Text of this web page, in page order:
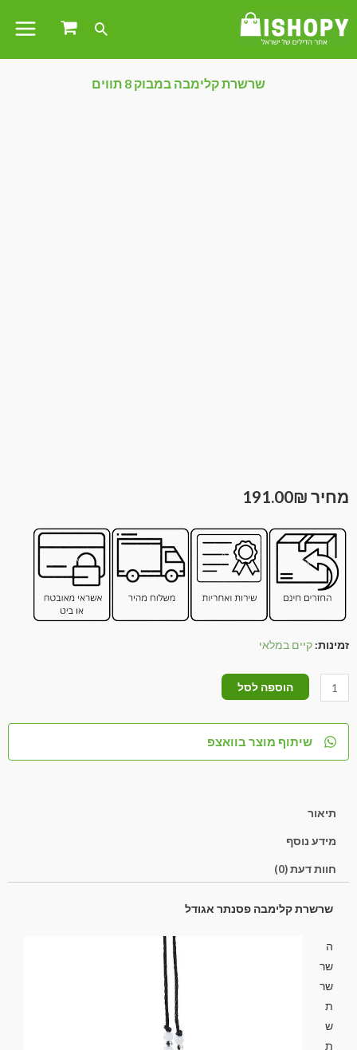
שרשרת קלימבה במבוק 8 תווים
191.00₪
זמינות: קיים במלאי
הוספה לסל
שיתוף מוצר בוואצפ
תיאור
מידע נוסף
חוות דעת (0)
שרשרת קלימבה פסנתר אגודל
ה
שר
שר
ת
ש
ת